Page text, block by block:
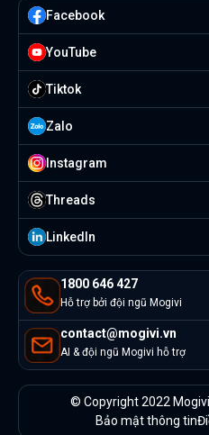
1800 646 427
Hỗ trợ bởi đội ngũ Mogivi
contact@mogivi.vn
AI & đội ngũ Mogivi hỗ trợ
Facebook
YouTube
Tiktok
Zalo
Instagram
Threads
Linkedln
© Copyright 2022
Bảo mật thông tin